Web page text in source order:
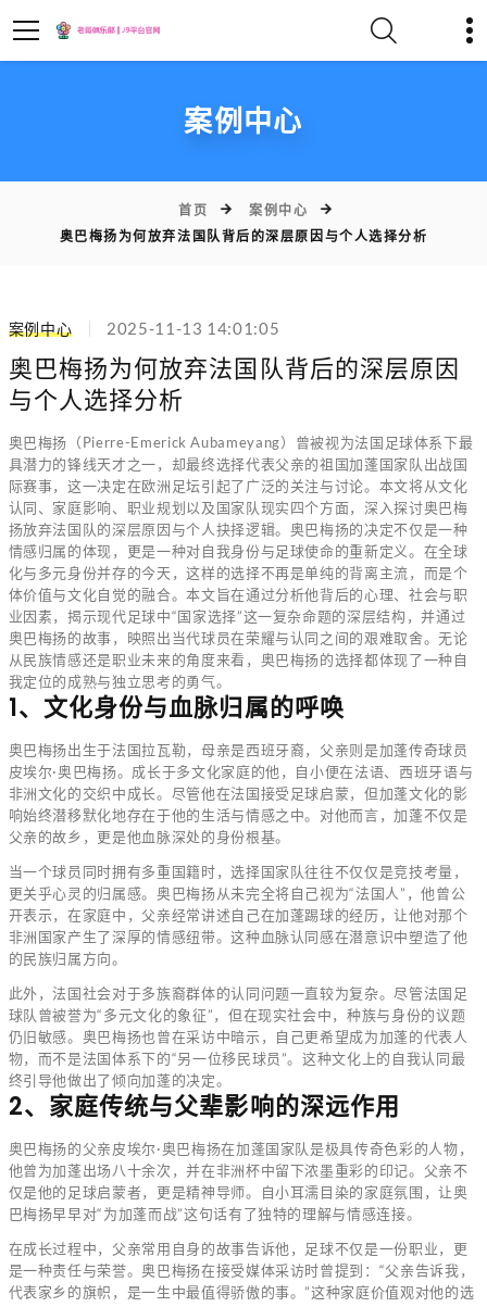
案例中心
首页
案例中心
奥巴梅扬为何放弃法国队背后的深层原因与个人选择分析
案例中心 2025-11-13 14:01:05
奥巴梅扬为何放弃法国队背后的深层原因
与个人选择分析
奥巴梅扬（Pierre-Emerick Aubameyang）曾被视为法国足球体系下最
具潜力的锋线天才之一，却最终选择代表父亲的祖国加蓬国家队出战国
际赛事，这一决定在欧洲足坛引起了广泛的关注与讨论。本文将从文化
认同、家庭影响、职业规划以及国家队现实四个方面，深入探讨奥巴梅
扬放弃法国队的深层原因与个人抉择逻辑。奥巴梅扬的决定不仅是一种
情感归属的体现，更是一种对自我身份与足球使命的重新定义。在全球
化与多元身份并存的今天，这样的选择不再是单纯的背离主流，而是个
体价值与文化自觉的融合。本文旨在通过分析他背后的心理、社会与职
业因素，揭示现代足球中“国家选择”这一复杂命题的深层结构，并通过
奥巴梅扬的故事，映照出当代球员在荣耀与认同之间的艰难取舍。无论
从民族情感还是职业未来的角度来看，奥巴梅扬的选择都体现了一种自
我定位的成熟与独立思考的勇气。
1、文化身份与血脉归属的呼唤
奥巴梅扬出生于法国拉瓦勒，母亲是西班牙裔，父亲则是加蓬传奇球员
皮埃尔·奥巴梅扬。成长于多文化家庭的他，自小便在法语、西班牙语与
非洲文化的交织中成长。尽管他在法国接受足球启蒙，但加蓬文化的影
响始终潜移默化地存在于他的生活与情感之中。对他而言，加蓬不仅是
父亲的故乡，更是他血脉深处的身份根基。
当一个球员同时拥有多重国籍时，选择国家队往往不仅仅是竞技考量，
更关乎心灵的归属感。奥巴梅扬从未完全将自己视为“法国人”，他曾公
开表示，在家庭中，父亲经常讲述自己在加蓬踢球的经历，让他对那个
非洲国家产生了深厚的情感纽带。这种血脉认同感在潜意识中塑造了他
的民族归属方向。
此外，法国社会对于多族裔群体的认同问题一直较为复杂。尽管法国足
球队曾被誉为“多元文化的象征”，但在现实社会中，种族与身份的议题
仍旧敏感。奥巴梅扬也曾在采访中暗示，自己更希望成为加蓬的代表人
物，而不是法国体系下的“另一位移民球员”。这种文化上的自我认同最
终引导他做出了倾向加蓬的决定。
2、家庭传统与父辈影响的深远作用
奥巴梅扬的父亲皮埃尔·奥巴梅扬在加蓬国家队是极具传奇色彩的人物，
他曾为加蓬出场八十余次，并在非洲杯中留下浓墨重彩的印记。父亲不
仅是他的足球启蒙者，更是精神导师。自小耳濡目染的家庭氛围，让奥
巴梅扬早早对“为加蓬而战”这句话有了独特的理解与情感连接。
在成长过程中，父亲常用自身的故事告诉他，足球不仅是一份职业，更
是一种责任与荣誉。奥巴梅扬在接受媒体采访时曾提到：“父亲告诉我，
代表家乡的旗帜，是一生中最值得骄傲的事。”这种家庭价值观对他的选